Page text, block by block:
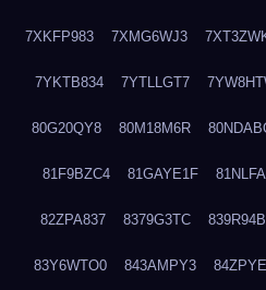
7XKFP983 7XMG6WJ3
7YKTB834 7YTLLGT7
80G20QY8 80M18M6R
81F9BZC4 81GAYE1F
82ZPA837 8379G3TC
83Y6WTO0 843AMPY3